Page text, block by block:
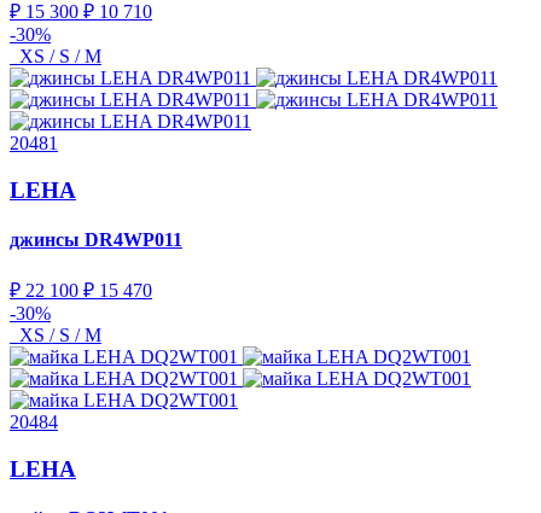
₽ 15 300 ₽ 10 710
-30%
XS / S / M
20481
LEHA
джинсы DR4WP011
₽ 22 100 ₽ 15 470
-30%
XS / S / M
20484
LEHA